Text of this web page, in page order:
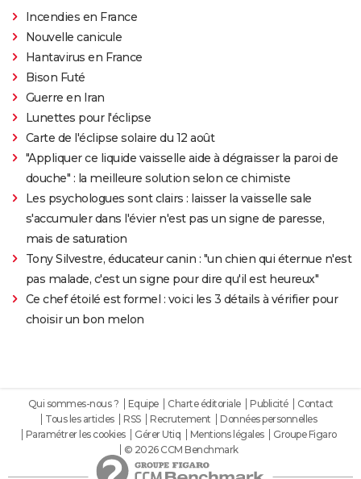
Incendies en France
Nouvelle canicule
Hantavirus en France
Bison Futé
Guerre en Iran
Lunettes pour l'éclipse
Carte de l'éclipse solaire du 12 août
"Appliquer ce liquide vaisselle aide à dégraisser la paroi de
douche" : la meilleure solution selon ce chimiste
Les psychologues sont clairs : laisser la vaisselle sale
s'accumuler dans l'évier n'est pas un signe de paresse,
mais de saturation
Tony Silvestre, éducateur canin : "un chien qui éternue n'est
pas malade, c'est un signe pour dire qu'il est heureux"
Ce chef étoilé est formel : voici les 3 détails à vérifier pour
choisir un bon melon
Qui sommes-nous ? Equipe Charte éditoriale Publicité
Contact
Tous les articles
RSS Recrutement
Données personnelles
Paramétrer les cookies
Gérer Utiq Mentions légales
Groupe Figaro
© 2026 CCM Benchmark